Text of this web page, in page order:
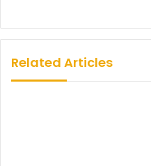
Related Articles